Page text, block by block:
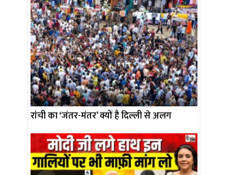
रांची का ‘जंतर-मंतर’ क्यों है दिल्ली से अलग